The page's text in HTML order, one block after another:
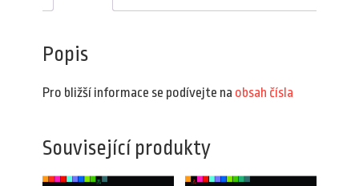
Popis
Pro bližší informace se podívejte na obsah čísla
Související produkty